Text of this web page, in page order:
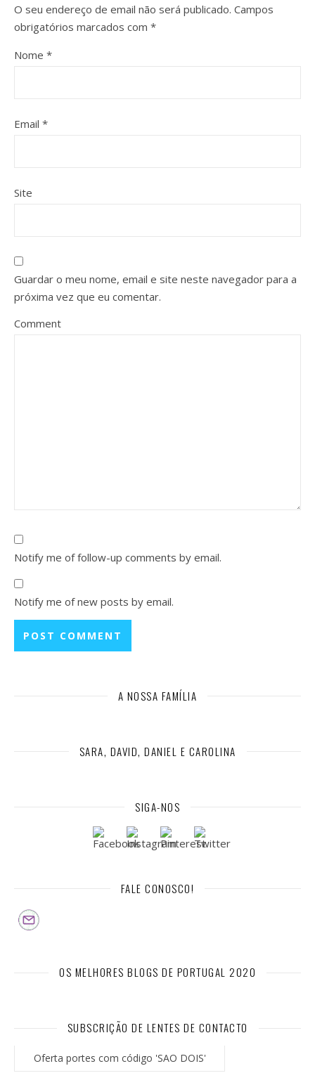
O seu endereço de email não será publicado. Campos
obrigatórios marcados com *
Nome *
Email *
Site
Guardar o meu nome, email e site neste navegador para a
próxima vez que eu comentar.
Comment
Notify me of follow-up comments by email.
Notify me of new posts by email.
A NOSSA FAMÍLIA
SARA, DAVID, DANIEL E CAROLINA
SIGA-NOS
FALE CONOSCO!
OS MELHORES BLOGS DE PORTUGAL 2020
SUBSCRIÇÃO DE LENTES DE CONTACTO
Oferta portes com código 'SAO DOIS'